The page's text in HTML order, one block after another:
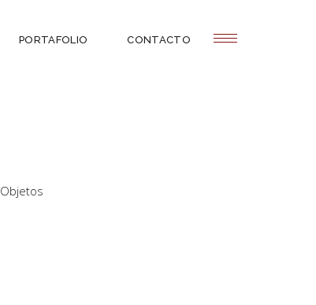
PORTAFOLIO CONTACTO
Objetos